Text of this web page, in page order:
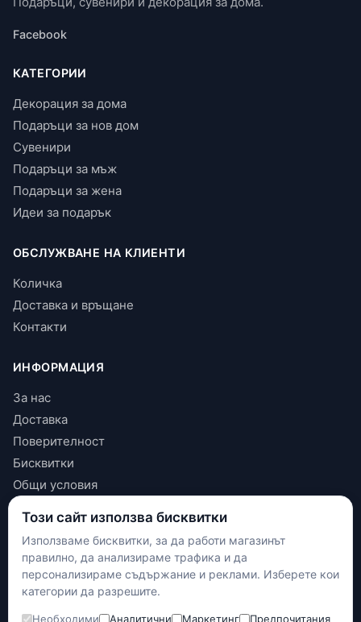
Facebook
КАТЕГОРИИ
Декорация за дома
Подаръци за нов дом
Сувенири
Подаръци за мъж
Подаръци за жена
Идеи за подарък
ОБСЛУЖВАНЕ НА КЛИЕНТИ
Количка
Доставка и връщане
Контакти
ИНФОРМАЦИЯ
За нас
Доставка
Поверителност
Бисквитки
Общи условия
КОНТАКТИ
+(359) 898 719431
contact.maxshop.bg@gmail.com
улица Панайот Волов 42, Шумен
Този сайт използва бисквитки
Използваме бисквитки, за да работи магазинът
правилно, да анализираме трафика и да
персонализираме съдържание и реклами. Изберете кои
категории да разрешите.
Необходими Аналитични Маркетинг Предпочитания